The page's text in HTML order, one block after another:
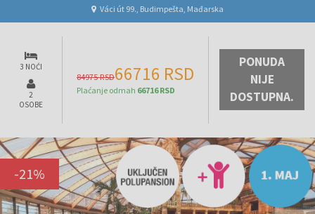
Váci út 99., Budimpešta, Mađarska
3 NOĆI
2
OSOBE
84975 RSD66716 RSD
Plaćanje odmah 66716 RSD
PONUDA
NIJE
DOSTUPNA.
-21%